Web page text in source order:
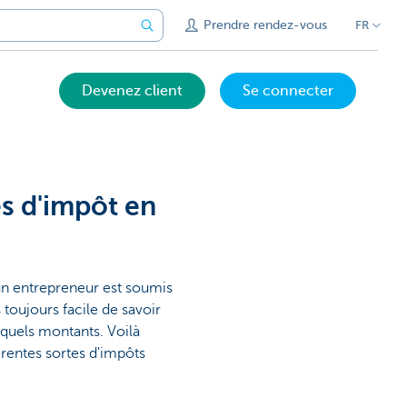
Prendre rendez-vous FR
Devenez client Se connecter
d'impôt en
entrepreneur est soumis
facile de savoir
montants. Voilà
sortes d'impôts